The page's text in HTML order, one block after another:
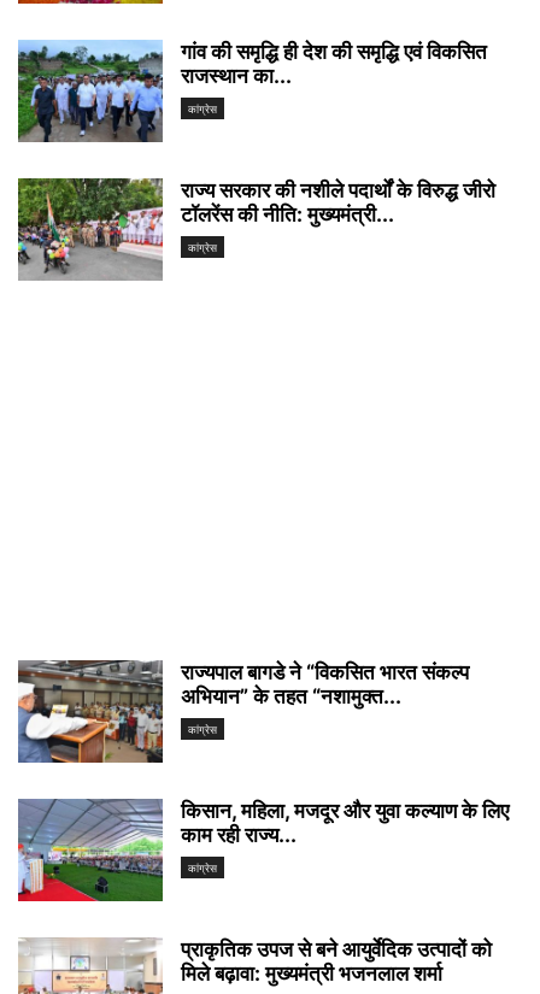
गांव की समृद्धि ही देश की समृद्धि एवं विकसित
राजस्थान का...
कांग्रेस
राज्य सरकार की नशीले पदार्थों के विरुद्ध जीरो
टॉलरेंस की नीति: मुख्यमंत्री...
कांग्रेस
राज्यपाल बागडे ने “विकसित भारत संकल्प
अभियान” के तहत “नशामुक्त...
कांग्रेस
किसान, महिला, मजदूर और युवा कल्याण के लिए
काम रही राज्य...
कांग्रेस
प्राकृतिक उपज से बने आयुर्वेदिक उत्पादों को
मिले बढ़ावा: मुख्यमंत्री भजनलाल शर्मा